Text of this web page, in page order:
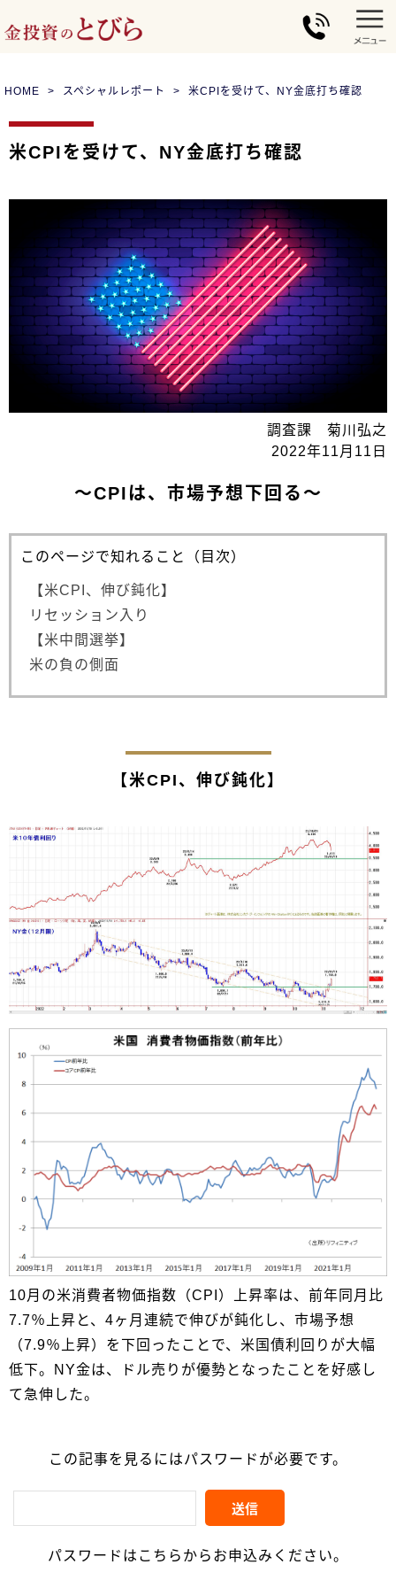
HOME スペシャルレポート 米CPIを受けて、NY金底打ち確認
米CPIを受けて、NY金底打ち確認
調査課 菊川弘之
2022年11月11日
～CPIは、市場予想下回る～
このページで知れること（目次）
【米CPI、伸び鈍化】
リセッション入り
【米中間選挙】
米の負の側面
【米CPI、伸び鈍化】
10月の米消費者物価指数（CPI）上昇率は、前年同月比
7.7％上昇と、4ヶ月連続で伸びが鈍化し、市場予想
（7.9％上昇）を下回ったことで、米国債利回りが大幅
低下。NY金は、ドル売りが優勢となったことを好感し
て急伸した。
この記事を見るにはパスワードが必要です。
パスワードはこちらからお申込みください。